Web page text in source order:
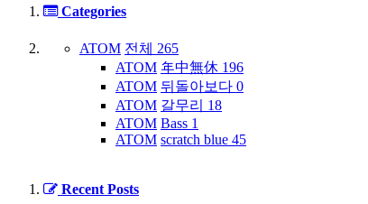
Categories
ATOM 전체 265
ATOM 年中無休 196
ATOM 뒤돌아보다 0
ATOM 갈무리 18
ATOM Bass 1
ATOM scratch blue 45
Recent Posts